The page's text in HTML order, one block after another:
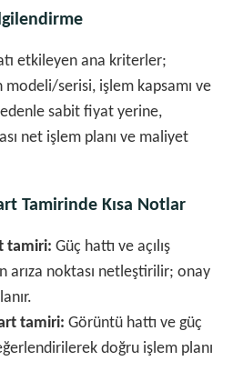
etkileyen ana kriterler;
modeli/serisi, işlem kapsamı ve
sabit fiyat yerine,
net işlem planı ve maliyet
Tamirinde Kısa Notlar
tamiri: Güç hattı ve açılış
arıza noktası netleştirilir; onay
tamiri: Görüntü hattı ve güç
doğru işlem planı